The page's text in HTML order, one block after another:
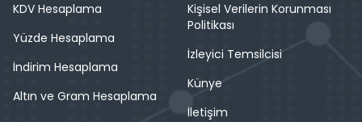
KDV Hesaplama
Yüzde Hesaplama
İndirim Hesaplama
Altın ve Gram Hesaplama
Kişisel Verilerin Korunması
Politikası
İzleyici Temsilcisi
Künye
İletişim